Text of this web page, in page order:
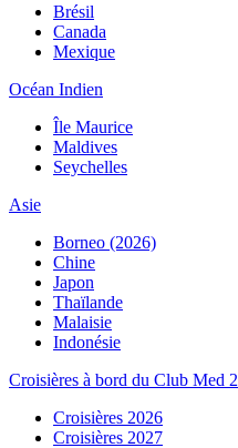
Brésil
Canada
Mexique
Océan Indien
Île Maurice
Maldives
Seychelles
Asie
Borneo (2026)
Chine
Japon
Thaïlande
Malaisie
Indonésie
Croisières à bord du Club Med 2
Croisières 2026
Croisières 2027